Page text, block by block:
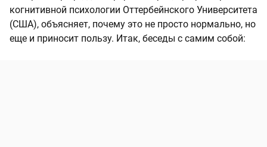
когнитивной психологии Оттербейнского Университета
(США), объясняет, почему это не просто нормально, но
еще и приносит пользу. Итак, беседы с самим собой: